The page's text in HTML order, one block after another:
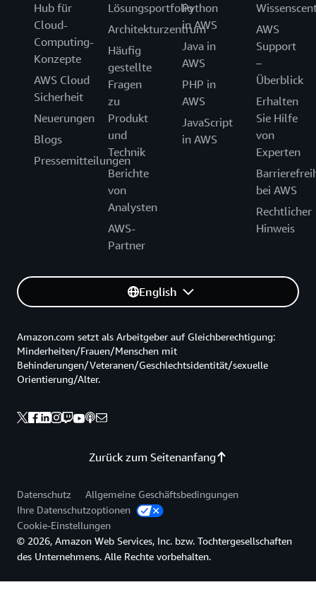
Hub für
Cloud-
Computing-
Konzepte
AWS Cloud
Sicherheit
Neuerungen
Blogs
Pressemitteilungen
Lösungsportfolio
Architekturzentrum
Häufig
gestellte
Fragen
zu
Produkt
und
Technik
Berichte
von
Analysten
AWS-
Partner
Python
in AWS
Java in
AWS
PHP in
AWS
JavaScript
in AWS
AWS
Support
–
Überblick
Erhalten
Sie Hilfe
von
Experten
bei AWS
Rechtlicher
Hinweis
English
Zurück zum Seitenanfang
Amazon.com setzt als Arbeitgeber auf Gleichberechtigung:
Minderheiten/Frauen/Menschen mit
Behinderungen/Veteranen/Geschlechtsidentität/sexuelle
Orientierung/Alter.
Datenschutz
Allgemeine Geschäftsbedingungen
Ihre Datenschutzoptionen
Cookie-Einstellungen
© 2026, Amazon Web Services, Inc. bzw. Tochtergesellschaften
des Unternehmens. Alle Rechte vorbehalten.